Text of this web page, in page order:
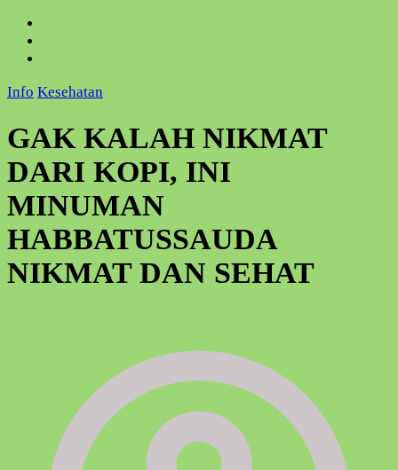
Info Kesehatan
GAK KALAH NIKMAT
DARI KOPI, INI
MINUMAN
HABBATUSSAUDA
NIKMAT DAN SEHAT